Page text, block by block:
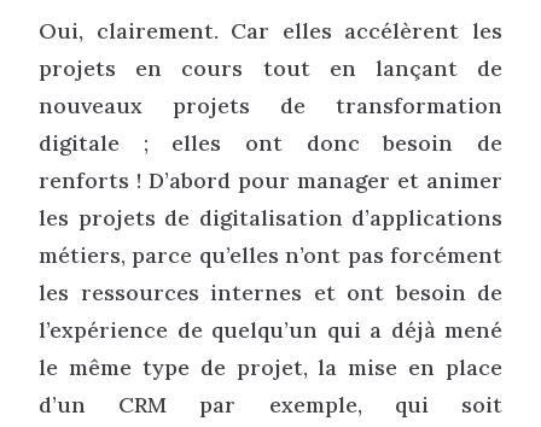
Oui, clairement. Car elles accélèrent les
projets en cours tout en lançant de
nouveaux projets de transformation
digitale ; elles ont donc besoin de
renforts ! D’abord pour manager et animer
les projets de digitalisation d’applications
métiers, parce qu’elles n’ont pas forcément
les ressources internes et ont besoin de
l’expérience de quelqu’un qui a déjà mené
le même type de projet, la mise en place
d’un CRM par exemple, qui soit